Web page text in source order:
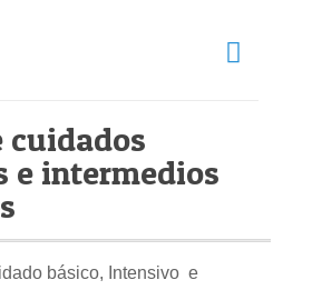
cuidados
e intermedios
básico, Intensivo e